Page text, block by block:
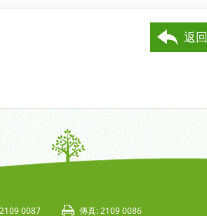
返回
0087 傳真: 2109 0086